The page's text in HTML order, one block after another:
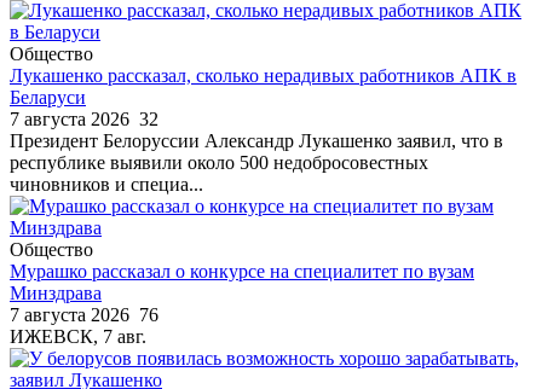
Общество
Лукашенко рассказал, сколько нерадивых работников АПК в
Беларуси
7 августа 2026 32
Президент Белоруссии Александр Лукашенко заявил, что в
республике выявили около 500 недобросовестных
чиновников и специа...
Общество
Мурашко рассказал о конкурсе на специалитет по вузам
Минздрава
7 августа 2026 76
ИЖЕВСК, 7 авг.